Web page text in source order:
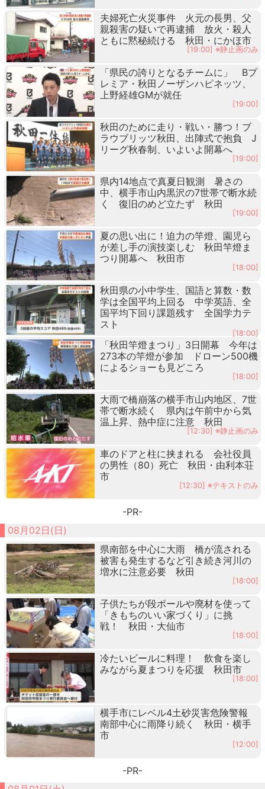
夫婦死亡火災事件 火元の長男、父
親殺害の疑いで再逮捕 放火・殺人
ともに黙秘続ける 秋田・にかほ市
[19:00] ※静止画のみ
「県民の誇りとなるチームに」 Bプ
レミア・秋田ノーザンハピネッツ、
上野経雄GMが就任
[19:00]
秋田のために走り・戦い・勝つ！ブ
ラウブリッツ秋田、出陣式で抱負 J
リーグ秋春制、いよいよ開幕へ
[19:00]
県内14地点で真夏日観測 暑さの
中、横手市山内黒沢の7世帯で断水続
く 復旧のめど立たず 秋田
[19:00]
夏の思い出に！迫力の竿燈、園児ら
が差し手の演技楽しむ 秋田竿燈ま
つり開幕へ 秋田市
[18:00]
秋田県の小中学生、国語と算数・数
学は全国平均上回る 中学英語、全
国平均下回り課題残す 全国学力テ
スト
[18:00]
「秋田竿燈まつり」3日開幕 今年は
273本の竿燈が参加 ドローン500機
によるショーも見どころ
[18:00]
大雨で橋崩落の横手市山内地区、7世
帯で断水続く 県内は午前中から気
温上昇、熱中症に注意 秋田
[12:30] ※静止画のみ
車のドアと柱に挟まれる 会社役員
の男性（80）死亡 秋田・由利本荘
市
[12:30] ※テキストのみ
-PR-
08月02日(日)
県南部を中心に大雨 橋が流される
被害も発生するなど引き続き河川の
増水に注意必要 秋田
[18:00]
子供たちが段ボールや廃材を使って
「きもちのいい家づくり」に挑
戦！ 秋田・大仙市
[18:00]
冷たいビールに料理！ 飲食を楽し
みながら夏まつりを応援 秋田市
[18:00]
横手市にレベル4土砂災害危険警報
南部中心に雨降り続く 秋田・横手
市
[12:00]
-PR-